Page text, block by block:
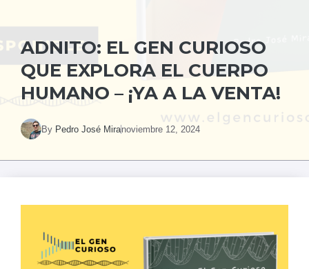
ADNITO: EL GEN CURIOSO
QUE EXPLORA EL CUERPO
HUMANO – ¡YA A LA VENTA!
By Pedro José Miranoviembre 12, 2024